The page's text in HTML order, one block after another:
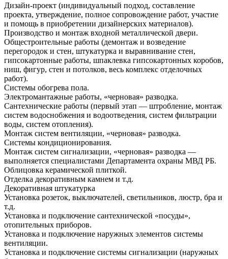
Дизайн-проект (индивидуальный подход, составление
проекта, утверждение, полное сопровождение работ, участие
и помощь в приобретении дизайнерских материалов).
Производство и монтаж входной металлической двери.
Общестроительные работы (демонтаж и возведение
перегородок и стен, штукатурка и выравнивание стен,
гипсокартонные работы, шпаклевка гипсокартонных коробов,
ниш, фигур, стен и потолков, весь комплекс отделочных
работ).
Системы обогрева пола.
Электромантажные работы, «черновая» разводка.
Сантехнические работы (первый этап — штробление, монтаж
систем водоснобжения и водоотведения, систем фильтрации
воды, систем отопления).
Монтаж систем вентиляции, «черновая» разводка.
Системы кондиционирования.
Монтаж систем сигнализации, «черновая» разводка —
выполняется специалистами Департамента охраны МВД РБ.
Облицовка керамической плиткой.
Отделка декоративным камнем и т.д.
Декоративная штукатурка
Установка розеток, выключателей, светильников, люстр, бра и
т.д.
Установка и подключение сантехнической «посуды»,
отопительных приборов.
Установка и подключение наружных элементов системы
вентиляции.
Установка и подключение системы сигнализации (наружных